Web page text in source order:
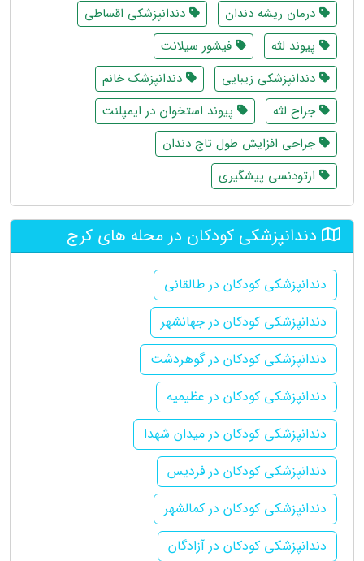
درمان ریشه دندان
دندانپزشکی اقساطی
پیوند لثه
فیشور سیلانت
دندانپزشکی زیبایی
دندانپزشک خانم
جراح لثه
پیوند استخوان در ایمپلنت
جراحی افزایش طول تاج دندان
ارتودنسی پیشگیری
دندانپزشکی کودکان در محله های کرج
دندانپزشکی کودکان در طالقانی
دندانپزشکی کودکان در جهانشهر
دندانپزشکی کودکان در گوهردشت
دندانپزشکی کودکان در عظیمیه
دندانپزشکی کودکان در میدان شهدا
دندانپزشکی کودکان در فردیس
دندانپزشکی کودکان در کمالشهر
دندانپزشکی کودکان در آزادگان